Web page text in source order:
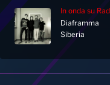
Home
Notizie
In onda su
Diaframma
Siberia